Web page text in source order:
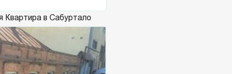
Сдаётся 3 комнатная Квартира в Сабуртало
Эта. 13 Ком. 3